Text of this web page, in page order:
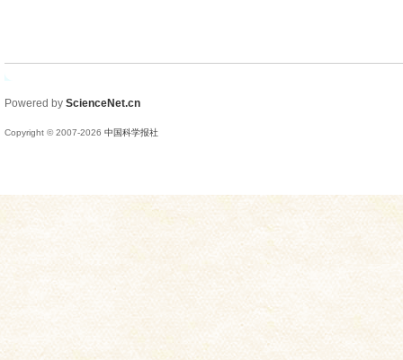
Powered by ScienceNet.cn
Copyright © 2007-2026 中国科学报社